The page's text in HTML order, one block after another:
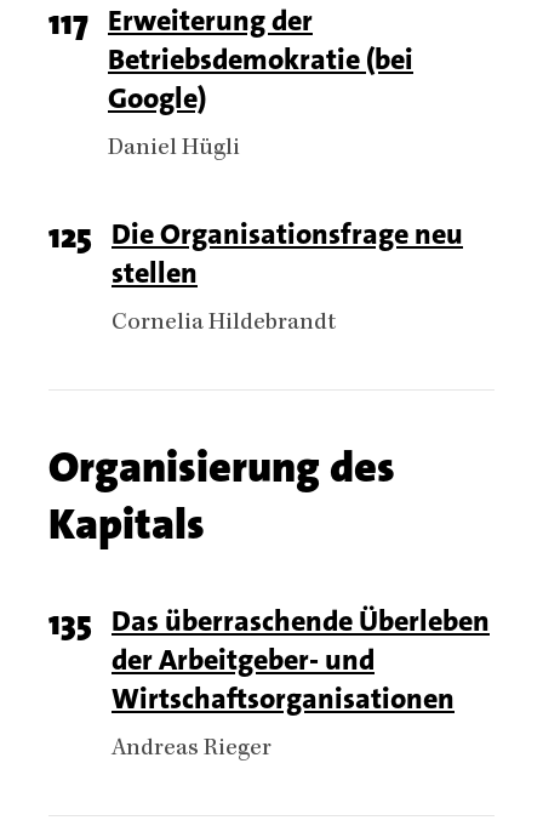
Page
number
117 Titel
Erweiterung der
Betriebsdemokratie (bei
Google)
Authors
Daniel Hügli
Page
number
125 Titel
Die Organisationsfrage neu
stellen
Authors
Cornelia Hildebrandt
Chapter
name
Organisierung des
Kapitals
Chapter
articles
Page
number
135 Titel
Das überraschende Überleben
der Arbeitgeber- und
Wirtschaftsorganisationen
Authors
Andreas Rieger